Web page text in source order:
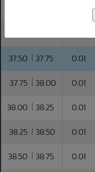
37.50 37.75 0.01
37.75 38.00 0.01
38.00 38.25 0.01
38.25 38.50 0.01
38.50 38.75 0.01